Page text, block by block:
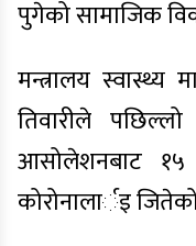
पुगेको सामाजिक
मन्त्रालय स्वास्थ्य
तिवारीले
आसोलेशनबाट
कोरोनालार्इ